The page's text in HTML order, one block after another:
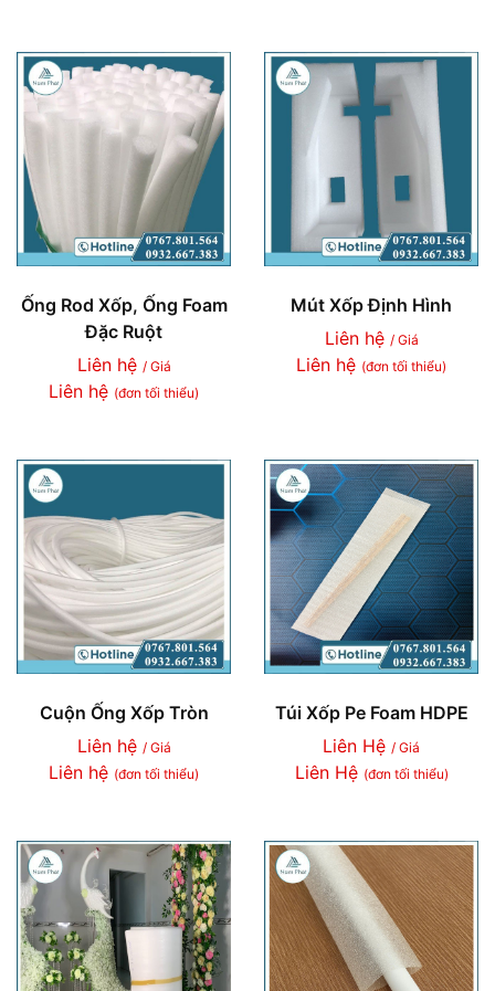
Ống Rod Xốp, Ống Foam
Đặc Ruột
Liên hệ / Giá
Liên hệ (đơn tối thiểu)
Mút Xốp Định Hình
Liên hệ / Giá
Liên hệ (đơn tối thiểu)
Cuộn Ống Xốp Tròn
Liên hệ / Giá
Liên hệ (đơn tối thiểu)
Túi Xốp Pe Foam HDPE
Liên Hệ / Giá
Liên Hệ (đơn tối thiểu)